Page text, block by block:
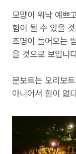
모양이 워낙 예쁘
험이 될 수 있을
조명이 들어오는
을 것으로 보입니
문보트는 오리보
아니어서 힘이 없